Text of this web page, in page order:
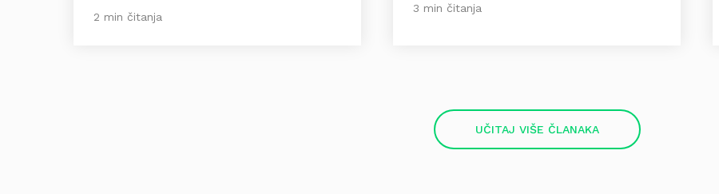
2 min čitanja
3 min čitanja
UČITAJ VIŠE ČLANAKA